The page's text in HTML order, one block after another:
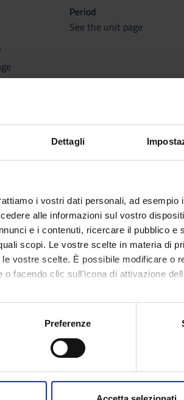
Dettagli
i vostri dati personali, ad
alle informazioni sul vostro
e i contenuti, ricercare il pubblico
scopi. Le vostre scelte in materia di
vostre scelte. È possibile modificare o
o facendo clic sull'icona di attivazione
anche:
sulla tua posizione geografica, con
in qualsiasi momento dalla
Preferenze
Period
See the unit page
GEOMETRIA